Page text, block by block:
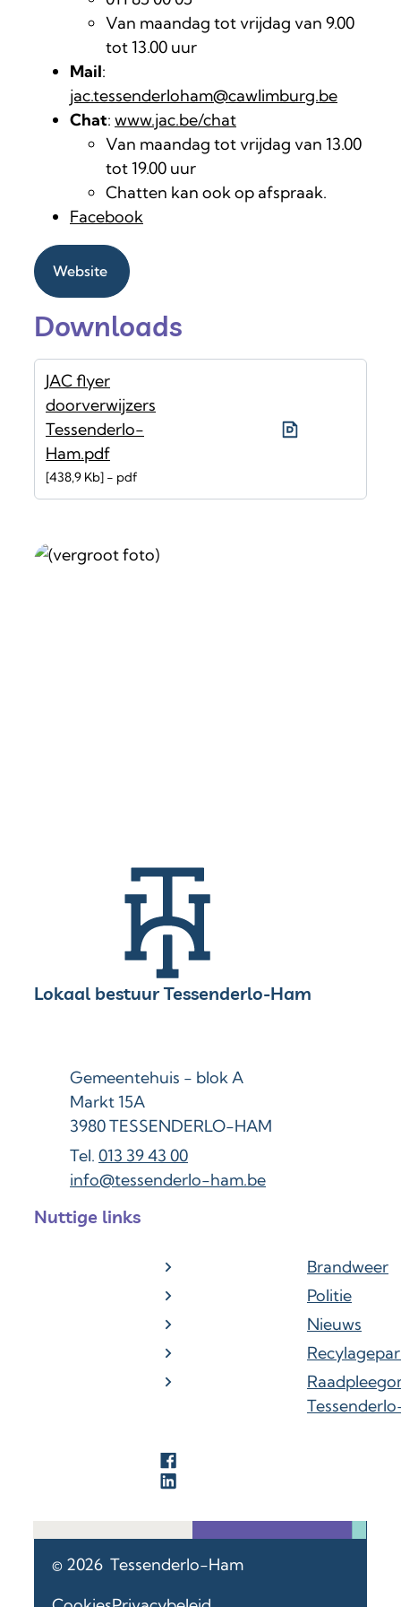
Van maandag tot vrijdag van 9.00
tot 13.00 uur
Mail:
jac.tessenderloham@cawlimburg.be
Chat: www.jac.be/chat
Van maandag tot vrijdag van 13.00
tot 19.00 uur
Chatten kan ook op afspraak.
Facebook
Website
Downloads
JAC flyer
doorverwijzers
Tessenderlo-
Ham.pdf
438,9 Kb pdf
Contact & openingsuren
Lokaal bestuur Tessenderlo-Ham
AdresGemeentehuis - blok A
Markt 15A
,3980TESSENDERLO-HAM
013 39 43 00
E-mailinfo@tessenderlo-ham.be
Nuttige links
Brandweer
Politie
Nieuws
© 2026 Tessenderlo-Ham